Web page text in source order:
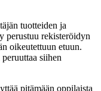
tuotteiden ja
perustuu rekisteröidyn
oikeutettuun etuun.
siihen
pitämään oppilaista